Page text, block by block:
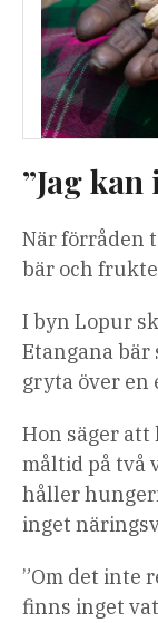
”Jag
När förråden
bär och
I byn Lopur
Etangana bär
gryta över en
Hon säger
måltid på två
håller
inget
”Om det inte
finns inget